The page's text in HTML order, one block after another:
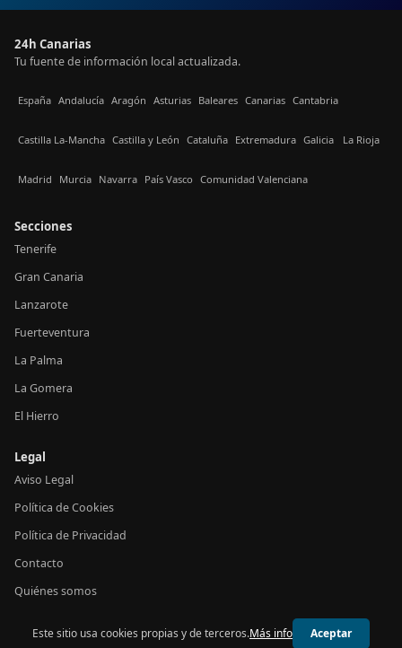
24h Canarias
Tu fuente de información local actualizada.
España Andalucía Aragón Asturias Baleares Canarias Cantabria
Castilla La-Mancha Castilla y León Cataluña Extremadura Galicia La Rioja
Madrid Murcia Navarra País Vasco Comunidad Valenciana
Secciones
Tenerife
Gran Canaria
Lanzarote
Fuerteventura
La Palma
La Gomera
El Hierro
Legal
Aviso Legal
Política de Cookies
Política de Privacidad
Contacto
Quiénes somos
© 2026 24h Canarias
Este sitio usa cookies propias y de terceros.Más info Aceptar